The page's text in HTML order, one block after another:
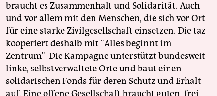
braucht es Zusammenhalt und Solidarität. Auch
und vor allem mit den Menschen, die sich vor Ort
für eine starke Zivilgesellschaft einsetzen. Die taz
kooperiert deshalb mit "Alles beginnt im
Zentrum". Die Kampagne unterstützt bundesweit
linke, selbstverwaltete Orte und baut einen
solidarischen Fonds für deren Schutz und Erhalt
auf. Eine offene Gesellschaft braucht guten, frei